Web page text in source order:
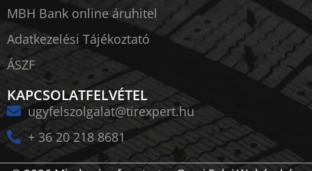
MBH Bank online áruhitel
Adatkezelési Tájékoztató
ÁSZF
KAPCSOLATFELVÉTEL
ugyfelszolgalat@tirexpert.hu
+ 36 20 218 8681